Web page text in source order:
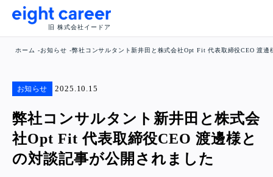
旧 株式会社イードア
ホーム お知らせ 弊社コンサルタント新井田と株式会社Opt Fit 代表取締役CEO 渡邊
お知らせ 2025.10.15
弊社コンサルタント新井田と株式会
社Opt Fit 代表取締役CEO 渡邊様と
の対談記事が公開されました